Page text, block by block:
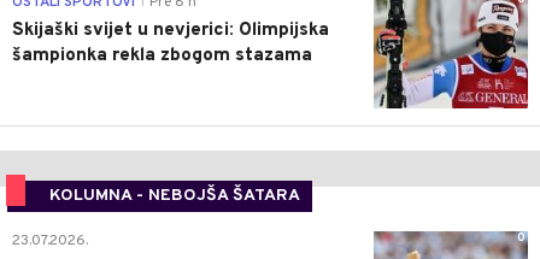
Skijaški svijet u nevjerici: Olimpijska
šampionka rekla zbogom stazama
KOLUMNA - NEBOJŠA ŠATARA
0
23.07.2026.